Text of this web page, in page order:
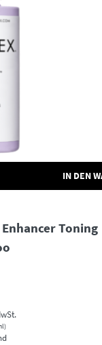
IN DEN
Enhancer Toning